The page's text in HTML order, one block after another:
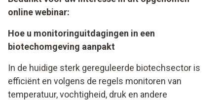
online webinar:
Hoe u monitoringuitdagingen in een
biotechomgeving aanpakt
In de huidige sterk gereguleerde biotechsector is
efficiënt en volgens de regels monitoren van
temperatuur, vochtigheid, druk en andere